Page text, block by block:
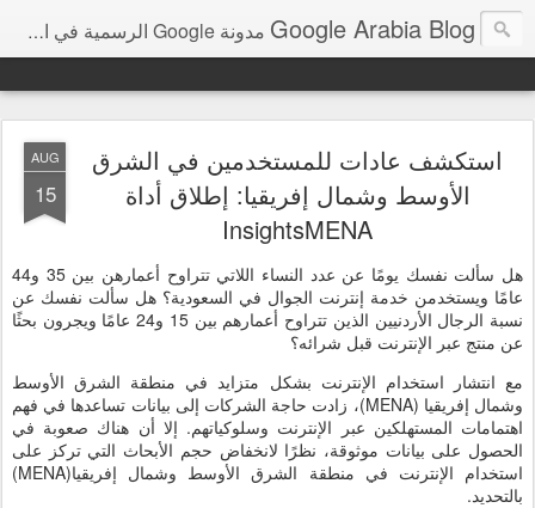
Google Arabia Blog مدونة Google الرسمية في الشرق الأوسط و شمال أفريقيا‎
AUG
15
استكشف عادات للمستخدمين في الشرق
الأوسط وشمال إفريقيا: إطلاق أداة
InsightsMENA
هل سألت نفسك يومًا عن عدد النساء اللاتي تتراوح أعمارهن بين 35 و44
عامًا ويستخدمن خدمة إنترنت الجوال في السعودية؟ هل سألت نفسك عن
نسبة الرجال الأردنيين الذين تتراوح أعمارهم بين 15 و24 عامًا ويجرون بحثًا
عن منتج عبر الإنترنت قبل شرائه؟
مع انتشار استخدام الإنترنت بشكل متزايد في منطقة الشرق الأوسط
وشمال إفريقيا (MENA)، زادت حاجة الشركات إلى بيانات تساعدها في فهم
اهتمامات المستهلكين عبر الإنترنت وسلوكياتهم. إلا أن هناك صعوبة في
الحصول على بيانات موثوقة، نظرًا لانخفاض حجم الأبحاث التي تركز على
استخدام الإنترنت في منطقة الشرق الأوسط وشمال إفريقيا(MENA)
بالتحديد.